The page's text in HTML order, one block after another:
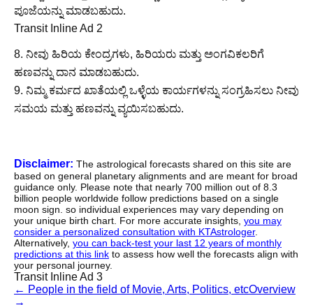
ಪೂಜೆಯನ್ನು ಮಾಡಬಹುದು.
Transit Inline Ad 2
8. ನೀವು ಹಿರಿಯ ಕೇಂದ್ರಗಳು, ಹಿರಿಯರು ಮತ್ತು ಅಂಗವಿಕಲರಿಗೆ
ಹಣವನ್ನು ದಾನ ಮಾಡಬಹುದು.
9. ನಿಮ್ಮ ಕರ್ಮದ ಖಾತೆಯಲ್ಲಿ ಒಳ್ಳೆಯ ಕಾರ್ಯಗಳನ್ನು ಸಂಗ್ರಹಿಸಲು ನೀವು
ಸಮಯ ಮತ್ತು ಹಣವನ್ನು ವ್ಯಯಿಸಬಹುದು.
Disclaimer: The astrological forecasts shared on this site are
based on general planetary alignments and are meant for broad
guidance only. Please note that nearly 700 million out of 8.3
billion people worldwide follow predictions based on a single
moon sign. so individual experiences may vary depending on
your unique birth chart. For more accurate insights, you may
consider a personalized consultation with KTAstrologer.
Alternatively, you can back-test your last 12 years of monthly
predictions at this link to assess how well the forecasts align with
your personal journey.
Transit Inline Ad 3
← People in the field of Movie, Arts, Politics, etcOverview
→